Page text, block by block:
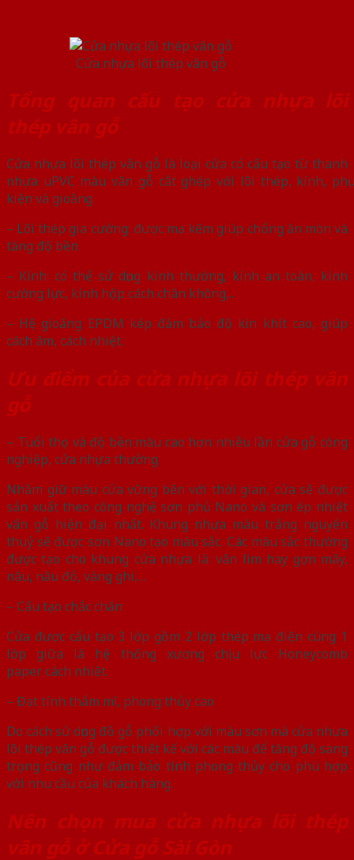
Cửa nhựa lõi thép vân gỗ
Tổng quan cấu tạo cửa nhựa lõi
thép vân gỗ
Cửa nhựa lõi thép vân gỗ là loại cửa có cấu tạo từ thanh
nhựa uPVC màu vân gỗ cắt ghép với lõi thép, kính, phụ
kiện và gioăng.
– Lõi thép gia cường: được mạ kẽm giúp chống ăn mòn và
tăng độ bền.
– Kính: có thể sử dụng kính thường, kính an toàn, kính
cường lực, kính hộp cách chân không,..
– Hệ gioăng EPDM kép đảm bảo độ kín khít cao, giúp
cách âm, cách nhiệt.
Ưu điểm của cửa nhựa lõi thép vân
gỗ
– Tuổi thọ và độ bền màu cao hơn nhiều lần cửa gỗ công
nghiệp, cửa nhựa thường
Nhằm giữ màu cửa vững bền với thời gian, cửa sẽ được
sản xuất theo công nghệ sơn phủ Nano và sơn ép nhiệt
vân gỗ hiện đại nhất. Khung nhựa màu trắng nguyên
thuỷ sẽ được sơn Nano tạo màu sắc. Các màu sắc thường
được tạo cho khung cửa nhựa là: vân lim hay gợn mây,
nâu, nâu đỏ, vàng ghi,…
– Cấu tạo chắc chắn
Cửa được cấu tạo 3 lớp gồm 2 lớp thép mạ điện cùng 1
lớp giữa là hệ thống xương chịu lực Honeycomb
paper cách nhiệt.
– Đạt tính thẩm mĩ, phong thủy cao
Do cách sử dụng đồ gỗ phối hợp với màu sơn mà cửa nhựa
lõi thép vân gỗ được thiết kế với các màu để tăng độ sang
trọng cũng như đảm bảo tính phong thủy cho phù hợp
với nhu cầu của khách hàng.
Nên chọn mua cửa nhựa lõi thép
vân gỗ ở Cửa gỗ Sài Gòn